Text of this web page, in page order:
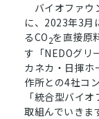
バイオファウ
に、2023年3月
るCO2を直接原
す「NEDOグリ
カネカ・日揮ホ
作所との4社コ
「統合型バイ
取組んでいきま